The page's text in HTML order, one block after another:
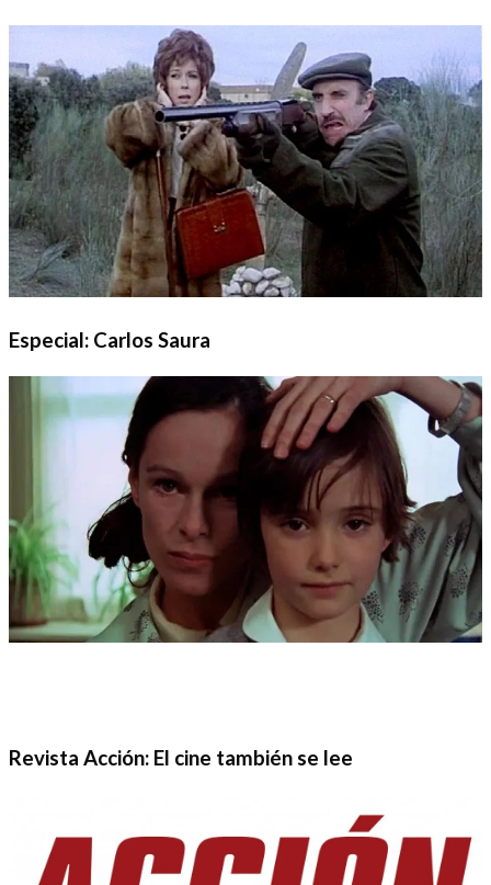
Especial: Carlos Saura
Revista Acción: El cine también se lee